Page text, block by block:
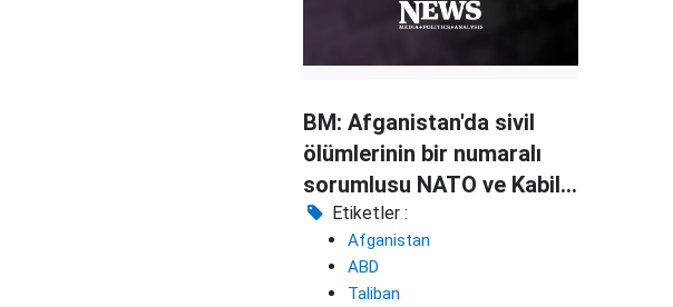
BM: Afganistan'da sivil
ölümlerinin bir numaralı
sorumlusu NATO ve Kabil
hükümeti
Etiketler :
Afganistan
ABD
Taliban